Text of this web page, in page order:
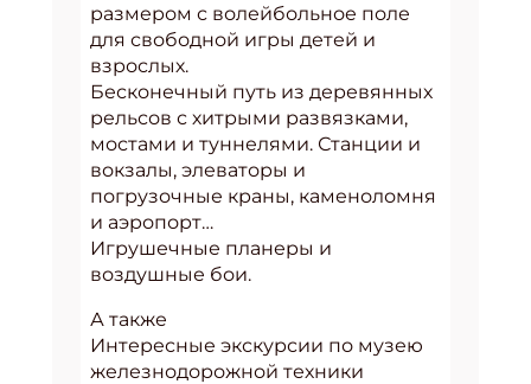
размером с волейбольное поле
для свободной игры детей и
взрослых.
Бесконечный путь из деревянных
рельсов с хитрыми развязками,
мостами и туннелями. Станции и
вокзалы, элеваторы и
погрузочные краны, каменоломня
и аэропорт…
Игрушечные планеры и
воздушные бои.
А также
Интересные экскурсии по музею
железнодорожной техники